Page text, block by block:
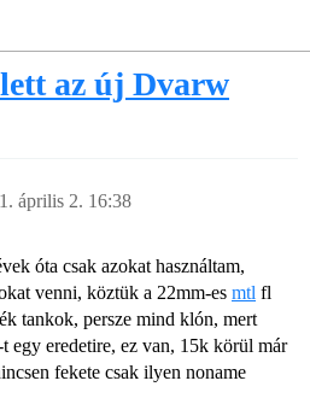
az új Dvarw
április 2. 16:38
óta csak azokat használtam,
venni, köztük a 22mm-es mtl fl
tankok, persze mind klón, mert
egy eredetire, ez van, 15k körül már
fekete csak ilyen noname